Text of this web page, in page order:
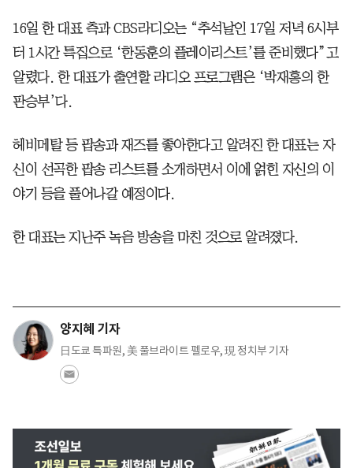
16일 한 대표 측과 CBS라디오는 “추석날인 17일 저녁 6시부
터 1시간 특집으로 ‘한동훈의 플레이리스트’를 준비했다”고
알렸다. 한 대표가 출연할 라디오 프로그램은 ‘박재홍의 한
판승부’다.
헤비메탈 등 팝송과 재즈를 좋아한다고 알려진 한 대표는 자
신이 선곡한 팝송 리스트를 소개하면서 이에 얽힌 자신의 이
야기 등을 풀어나갈 예정이다.
한 대표는 지난주 녹음 방송을 마친 것으로 알려졌다.
양지혜 기자
日도쿄 특파원, 美 풀브라이트 펠로우, 現 정치부 기자